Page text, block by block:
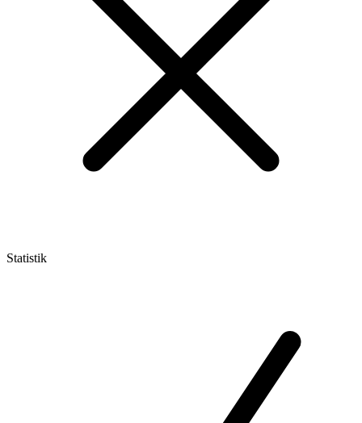
Statistik